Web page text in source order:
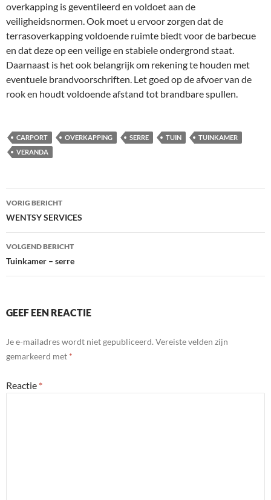
overkapping is geventileerd en voldoet aan de
veiligheidsnormen. Ook moet u ervoor zorgen dat de
terrasoverkapping voldoende ruimte biedt voor de barbecue
en dat deze op een veilige en stabiele ondergrond staat.
Daarnaast is het ook belangrijk om rekening te houden met
eventuele brandvoorschriften. Let goed op de afvoer van de
rook en houdt voldoende afstand tot brandbare spullen.
CARPORT OVERKAPPING SERRE TUIN
TUINKAMER
VERANDA
Bericht
navigatie
VORIG BERICHT
WENTSY SERVICES
VOLGEND BERICHT
Tuinkamer – serre
GEEF EEN REACTIE
Je e-mailadres wordt niet gepubliceerd. Vereiste velden zijn
gemarkeerd met *
Reactie *